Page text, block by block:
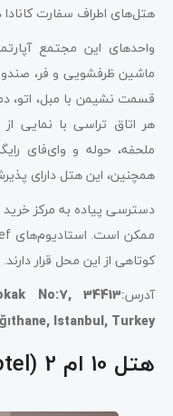
هتل‌های اطراف سفارت
واحدهای این مجتمع
ماشین ظرفشویی و فر،
قسمت نشیمن با مبل، اتو،
هر اتاق تراسی با نمایی
ملحفه، حوله و وای‌فای
همچنین، این هتل دارای پذیرش ۲۴ ساعته و نگهبانی
کوتاهی از این محل قرار دارند.
آدرس:
No:7, 34413
Istanbul, Turkey
هتل 10 ام 2 (10m2 Hotel)